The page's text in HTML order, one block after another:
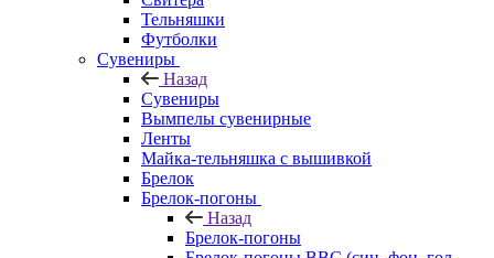
Тельняшки
Футболки
Сувениры
Назад
Сувениры
Вымпелы сувенирные
Ленты
Майка-тельняшка с вышивкой
Брелок
Брелок-погоны
Назад
Брелок-погоны